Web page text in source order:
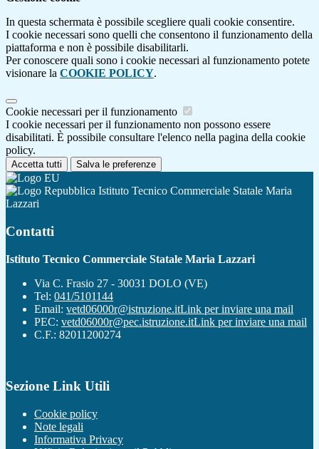
In questa schermata è possibile scegliere quali cookie consentire.
I cookie necessari sono quelli che consentono il funzionamento della
piattaforma e non è possibile disabilitarli.
Per conoscere quali sono i cookie necessari al funzionamento potete
visionare la COOKIE POLICY.
Cookie necessari per il funzionamento
I cookie necessari per il funzionamento non possono essere
disabilitati. È possibile consultare l'elenco nella pagina della cookie
policy.
Accetta tutti Salva le preferenze
Istituto Tecnico Commerciale Statale Maria
Lazzari
Contatti
Istituto Tecnico Commerciale Statale Maria Lazzari
Via C. Frasio 27 - 30031 DOLO (VE)
Tel: 041/5101144
Email: vetd06000r@istruzione.itLink per inviare una mail
PEC: vetd06000r@pec.istruzione.itLink per inviare una mail
C.F.: 82011200274
Sezione Link Utili
Cookie policy
Note legali
Informativa Privacy